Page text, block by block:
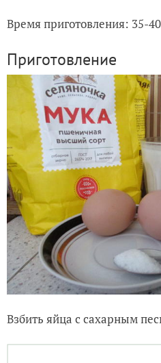
Время приготовления: 35-
Приготовление
Взбить яйца с сахарным